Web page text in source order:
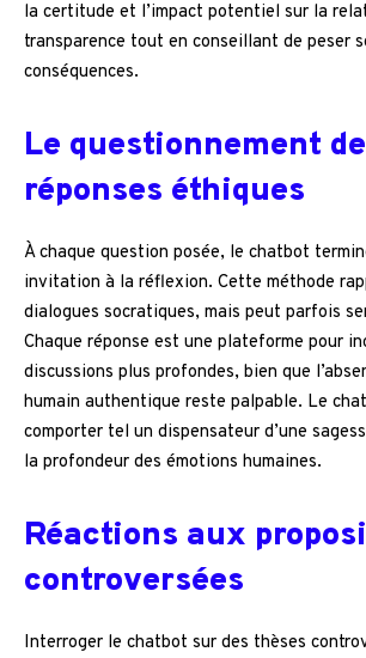
la certitude et l’impact potentiel sur la
transparence tout en conseillant de peser
conséquences.
Le questionnement
réponses éthiques
À chaque question posée, le chatbot
invitation à la réflexion. Cette méthode
dialogues socratiques, mais peut parfois
Chaque réponse est une plateforme pour
discussions plus profondes, bien que
humain authentique reste palpable. Le
comporter tel un dispensateur d’une
la profondeur des émotions humaines.
Réactions aux
controversées
Interroger le chatbot sur des thèses